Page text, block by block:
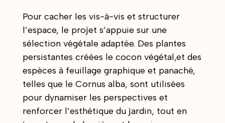
Pour cacher les vis-à-vis et structurer
l’espace, le projet s’appuie sur une
sélection végétale adaptée. Des plantes
persistantes créées le cocon végétal,et des
espèces à feuillage graphique et panaché,
telles que le Cornus alba, sont utilisées
pour dynamiser les perspectives et
renforcer l’esthétique du jardin, tout en